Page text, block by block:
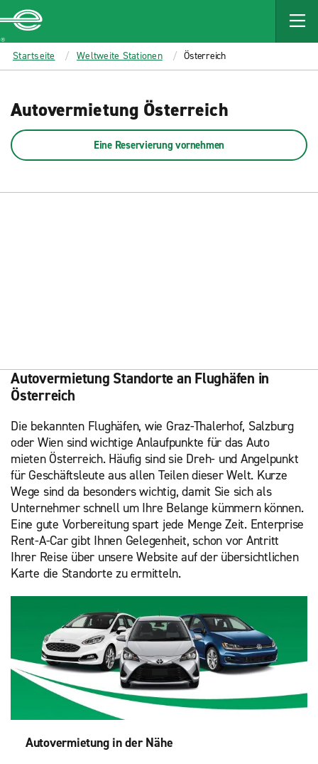
MAIN
CONTENT
Enterprise
Startseite Weltweite Stationen Österreich
Autovermietung Österreich
Eine Reservierung vornehmen
Autovermietung Standorte an Flughäfen in
Österreich
Die bekannten Flughäfen, wie Graz-Thalerhof, Salzburg
oder Wien sind wichtige Anlaufpunkte für das Auto
mieten Österreich. Häufig sind sie Dreh- und Angelpunkt
für Geschäftsleute aus allen Teilen dieser Welt. Kurze
Wege sind da besonders wichtig, damit Sie sich als
Unternehmer schnell um Ihre Belange kümmern können.
Eine gute Vorbereitung spart jede Menge Zeit. Enterprise
Rent-A-Car gibt Ihnen Gelegenheit, schon vor Antritt
Ihrer Reise über unsere Website auf der übersichtlichen
Karte die Standorte zu ermitteln.
Autovermietung in der Nähe